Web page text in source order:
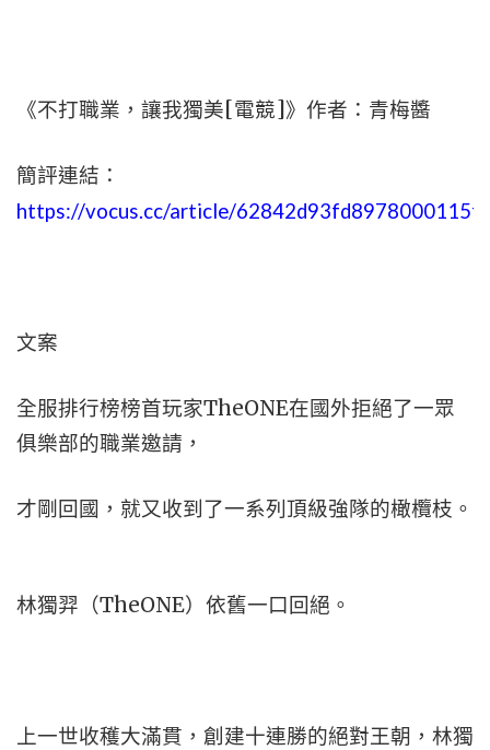
《不打職業，讓我獨美[電競]》作者：青梅醬
簡評連結：
https://vocus.cc/article/
文案
全服排行榜榜首玩家TheONE在國外拒絕了一眾
俱樂部的職業邀請，
才剛回國，就又收到了一系列頂級強隊的橄欖枝。
林獨羿（TheONE）依舊一口回絕。
上一世收穫大滿貫，創建十連勝的絕對王朝，林獨